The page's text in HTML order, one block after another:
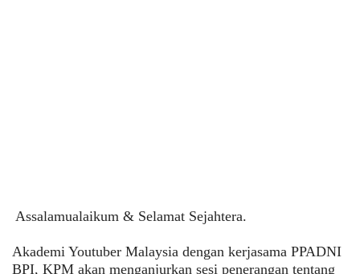
Assalamualaikum & Selamat Sejahtera.
Akademi Youtuber Malaysia dengan kerjasama PPADNI
BPI, KPM akan menganjurkan sesi penerangan tentang